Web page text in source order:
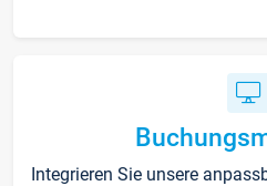
Integrieren Sie unsere